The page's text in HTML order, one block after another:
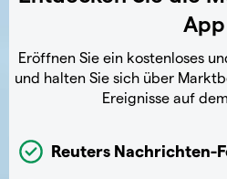
App
Eröffnen Sie ein kostenloses
und halten Sie sich über
Ereignisse auf
Reuters Nachrichten-